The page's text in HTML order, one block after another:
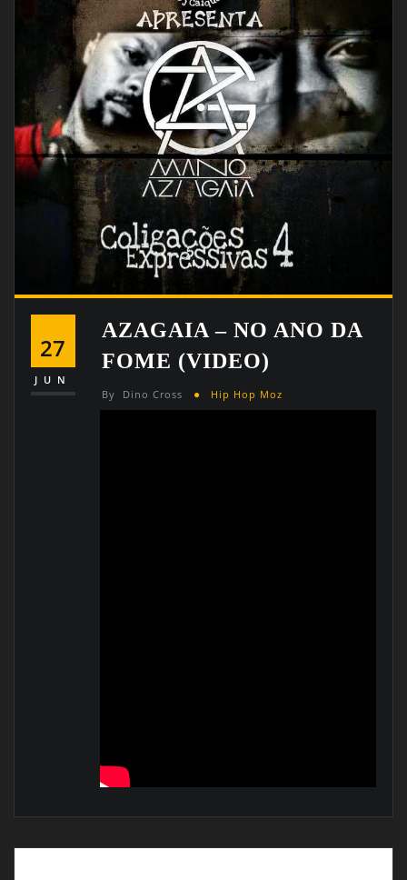
27
JUN
AZAGAIA – NO ANO DA
FOME (VIDEO)
By Dino Cross Hip Hop Moz